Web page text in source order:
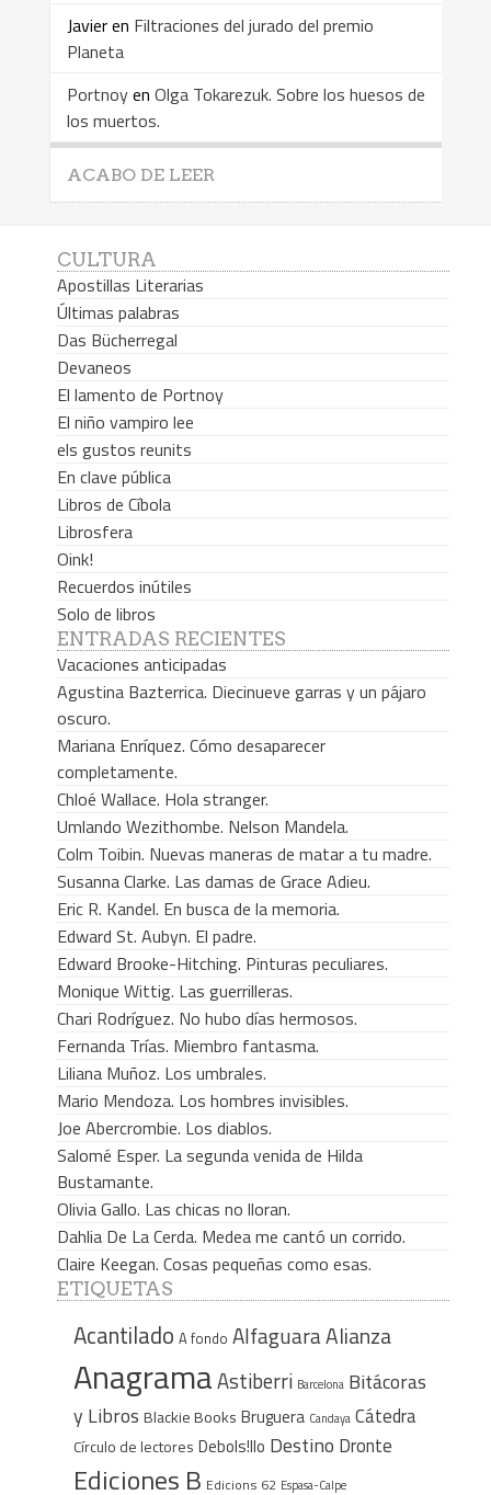
Javieren Filtraciones del jurado del premio
Planeta
Portnoyen Olga Tokarezuk. Sobre los huesos de
los muertos.
ACABO DE LEER
CULTURA
Apostillas Literarias
Últimas palabras
Das Bücherregal
Devaneos
El lamento de Portnoy
El niño vampiro lee
els gustos reunits
En clave pública
Libros de Cíbola
Librosfera
Oink!
Recuerdos inútiles
Solo de libros
ENTRADAS RECIENTES
Vacaciones anticipadas
Agustina Bazterrica. Diecinueve garras y un pájaro
oscuro.
Mariana Enríquez. Cómo desaparecer
completamente.
Chloé Wallace. Hola stranger.
Umlando Wezithombe. Nelson Mandela.
Colm Toibin. Nuevas maneras de matar a tu madre.
Susanna Clarke. Las damas de Grace Adieu.
Eric R. Kandel. En busca de la memoria.
Edward St. Aubyn. El padre.
Edward Brooke-Hitching. Pinturas peculiares.
Monique Wittig. Las guerrilleras.
Chari Rodríguez. No hubo días hermosos.
Fernanda Trías. Miembro fantasma.
Liliana Muñoz. Los umbrales.
Mario Mendoza. Los hombres invisibles.
Joe Abercrombie. Los diablos.
Salomé Esper. La segunda venida de Hilda
Bustamante.
Olivia Gallo. Las chicas no lloran.
Dahlia De La Cerda. Medea me cantó un corrido.
Claire Keegan. Cosas pequeñas como esas.
ETIQUETAS
Acantilado A fondo AlfaguaraAlianza
AnagramaAstiberri Barcelona Bitácoras
y Libros Blackie Books Bruguera Candaya Cátedra
Círculo de lectores Debols!llo Destino Dronte
Ediciones B Edicions 62 Espasa-Calpe